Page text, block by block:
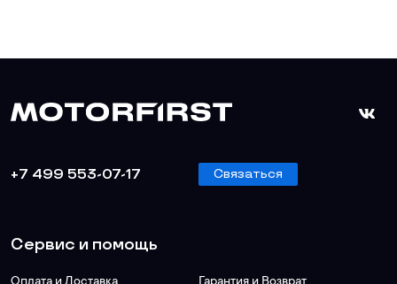
+7 499 553-07-17 Связаться
Сервис и помощь